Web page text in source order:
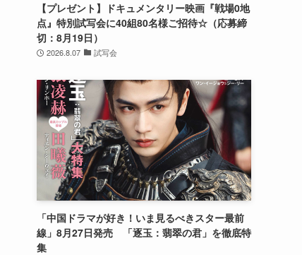
【プレゼント】ドキュメンタリー映画『戦場0地
点』特別試写会に40組80名様ご招待☆（応募締
切：8月19日）
2026.8.07 試写会
「中国ドラマが好き！いま見るべきスター最前
線」8月27日発売 「逐玉：翡翠の君」を徹底特
集